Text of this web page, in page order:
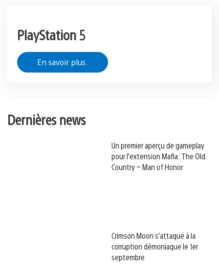
PlayStation 5
En savoir plus.
Dernières news
Un premier aperçu de gameplay
pour l’extension Mafia: The Old
Country – Man of Honor
Crimson Moon s’attaque à la
corruption démoniaque le 1er
septembre